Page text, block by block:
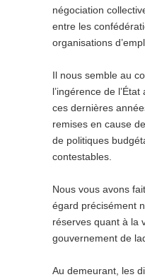
négociation
entre les
organisations
Il nous semble au
l’ingérence de
ces dernières
remises en cause
de politiques
contestables.
Nous vous avons
égard précisément
réserves quant à la
gouvernement de
Au demeurant, les